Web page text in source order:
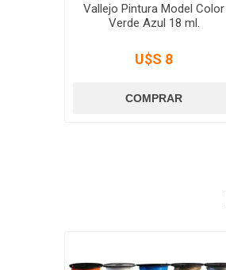
Vallejo Pintura Model Color
Verde Azul 18 ml.
U$S 8